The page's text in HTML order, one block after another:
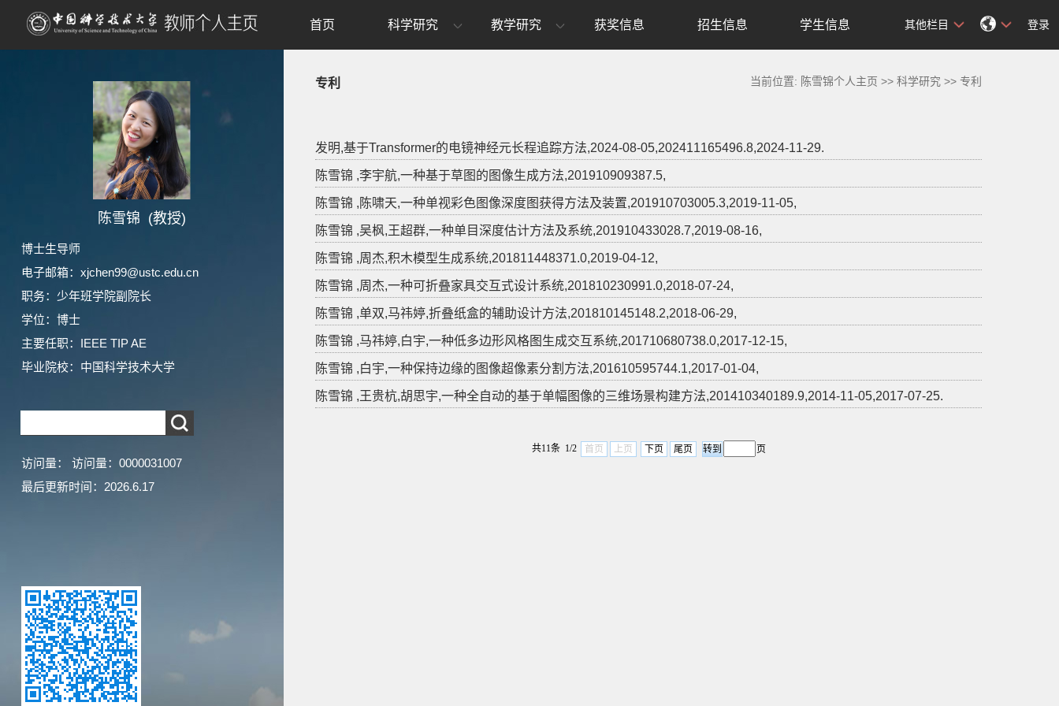
陈雪锦 (教授)
博士生导师
电子邮箱： xjchen99@ustc.edu.cn
职务：少年班学院副院长
学位：博士
主要任职：IEEE TIP AE
毕业院校：中国科学技术大学
访问量： 访问量： 0000031007
最后更新时间： 2026.6.17
首页 科学研究 教学研究 获奖信息 招生信息 学生信息 其他栏目 登录
专利 当前位置: 陈雪锦个人主页 >>科学研究 >>专利
发明,基于Transformer的电镜神经元长程追踪方法,2024-08-05,202411165496.8,2024-11-29.
陈雪锦 ,李宇航,一种基于草图的图像生成方法,201910909387.5,
陈雪锦 ,陈啸天,一种单视彩色图像深度图获得方法及装置,201910703005.3,2019-11-05,
陈雪锦 ,吴枫,王超群,一种单目深度估计方法及系统,201910433028.7,2019-08-16,
陈雪锦 ,周杰,积木模型生成系统,201811448371.0,2019-04-12,
陈雪锦 ,周杰,一种可折叠家具交互式设计系统,201810230991.0,2018-07-24,
陈雪锦 ,单双,马祎婷,折叠纸盒的辅助设计方法,201810145148.2,2018-06-29,
陈雪锦 ,马祎婷,白宇,一种低多边形风格图生成交互系统,201710680738.0,2017-12-15,
陈雪锦 ,白宇,一种保持边缘的图像超像素分割方法,201610595744.1,2017-01-04,
陈雪锦 ,王贵杭,胡思宇,一种全自动的基于单幅图像的三维场景构建方法,201410340189.9,2014-11-05,2017-07-25.
共11条 1/2 首页 上页 下页 尾页 页